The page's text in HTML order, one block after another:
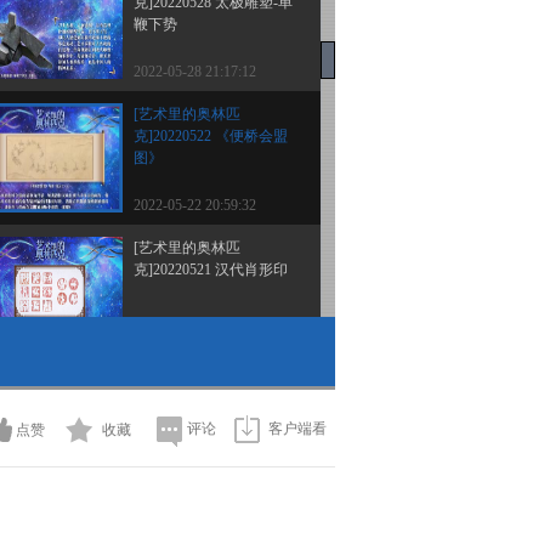
鞭下势
2022-05-28 21:17:12
[艺术里的奥林匹
克]20220522 《便桥会盟
图》
2022-05-22 20:59:32
[艺术里的奥林匹
克]20220521 汉代肖形印
戏》
2022-05-15 21:19:54
点赞 收藏 评论 客户端看